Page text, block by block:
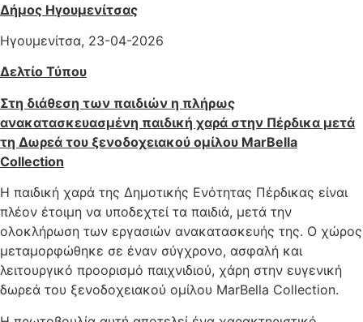
Δήμος Ηγουμενίτσας
Ηγουμενίτσα, 23-04-2026
Δελτίο Τύπου
Στη διάθεση των παιδιών η πλήρως
ανακατασκευασμένη παιδική χαρά στην Πέρδικα μετά
τη Δωρεά του ξενοδοχειακού ομίλου MarBella
Collection
Η παιδική χαρά της Δημοτικής Ενότητας Πέρδικας είναι
πλέον έτοιμη να υποδεχτεί τα παιδιά, μετά την
ολοκλήρωση των εργασιών ανακατασκευής της. Ο χώρος
μεταμορφώθηκε σε έναν σύγχρονο, ασφαλή και
λειτουργικό προορισμό παιχνιδιού, χάρη στην ευγενική
δωρεά του ξενοδοχειακού ομίλου MarBella Collection.